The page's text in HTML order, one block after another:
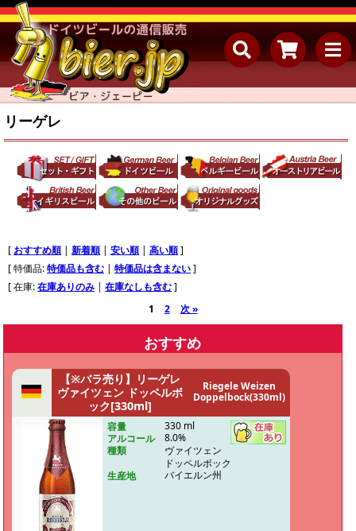
リーゲレ
[ おすすめ順 | 新着順 | 安い順 | 高い順]
[ 特価品:特価品も含む | 特価品は含まない]
[ 在庫:在庫ありのみ | 在庫なしも含む]
1
2 次 »
おすすめ
【※バラ売り】リーゲレ
ヴァイツェン ドッペルボ
ック[330ml]
Riegele Weizen
Doppelbock(330ml)
容量
330 ml
アルコール
8.0%
種類
ヴァイツェン
ドッペルボック
生産地
バイエルン州